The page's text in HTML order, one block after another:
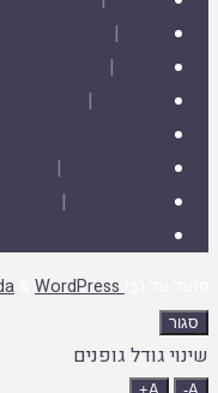
|
|
|
|
|
ללמעלה
WordPress.
סגור
שינוי גודל גופנים